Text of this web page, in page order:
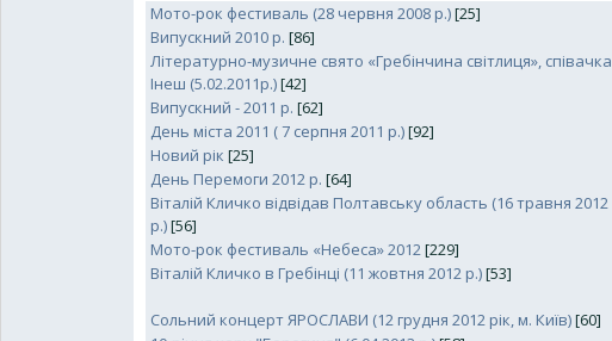
Мото-рок фестиваль (28 червня 2008 р.)[25]
Випускний 2010 р. [86]
Літературно-музичне свято «Гребінчина світлиця», співачка
Інеш (5.02.2011р.)[42]
Випускний - 2011 р. [62]
День міста 2011 ( 7 серпня 2011 р.)[92]
Новий рік [25]
День Перемоги 2012 р. [64]
Віталій Кличко відвідав Полтавську область (16 травня 2012
р.)[56]
Мото-рок фестиваль «Небеса» 2012[229]
Віталій Кличко в Гребінці (11 жовтня 2012 р.)[53]
Cольний концерт ЯРОСЛАВИ (12 грудня 2012 рік, м. Київ)[60]